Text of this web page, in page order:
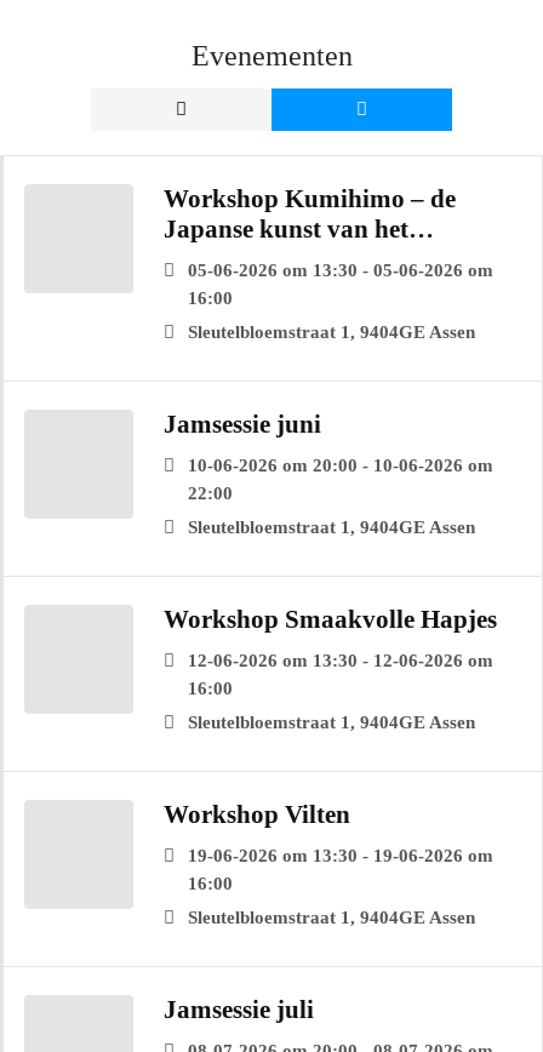
Evenementen
Workshop Kumihimo – de
Japanse kunst van het
koordvlechten
05-06-2026 om 13:30 - 05-06-2026 om
16:00
Sleutelbloemstraat 1, 9404GE Assen
Jamsessie juni
10-06-2026 om 20:00 - 10-06-2026 om
22:00
Sleutelbloemstraat 1, 9404GE Assen
Workshop Smaakvolle Hapjes
12-06-2026 om 13:30 - 12-06-2026 om
16:00
Sleutelbloemstraat 1, 9404GE Assen
Workshop Vilten
19-06-2026 om 13:30 - 19-06-2026 om
16:00
Sleutelbloemstraat 1, 9404GE Assen
Jamsessie juli